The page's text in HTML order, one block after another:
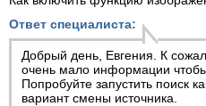
Ответ специалиста:
Добрый день, Евгения. К
очень мало информации чтобы
Попробуйте запустить поиск
вариант смены источника.